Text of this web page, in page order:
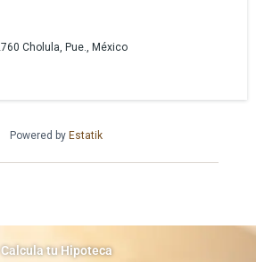
Cholula, Pue., México
Powered by Estatik
Calcula tu Hipoteca